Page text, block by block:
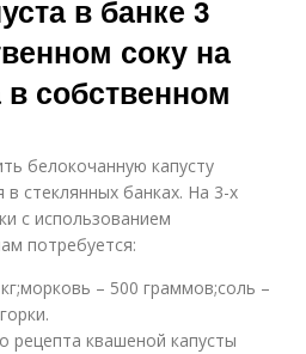
в банке 3
соку на
собственном
белокочанную капусту
стеклянных банках. На 3-х
с использованием
потребуется:
– 500 граммов;соль –
рецепта квашеной капусты